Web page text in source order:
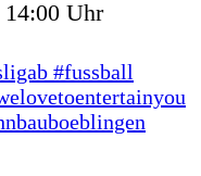
14:00 Uhr
#fussball